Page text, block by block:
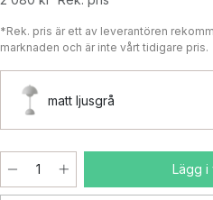
*Rek. pris är ett av leverantören
marknaden och är inte vårt tidigare pris.
matt ljusgrå
Lägg i